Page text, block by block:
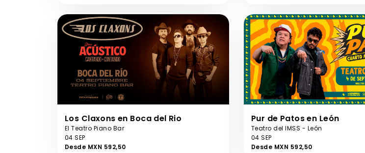
Los Claxons en Boca del Rio
El Teatro Piano Bar
04 SEP
Desde MXN 592,50
Pur de Patos en León
Teatro del IMSS - León
04 SEP
Desde MXN 592,50